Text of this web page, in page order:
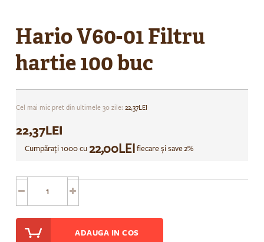
the
of
images
Hario V60-01 Filtru
hartie 100 buc
Cel mai mic pret din ultimele 30 zile: 22,37LEI
22,37LEI
Cumpăraţi 1000 cu 22,00LEIfiecare şisave2%
ADAUGA IN COS